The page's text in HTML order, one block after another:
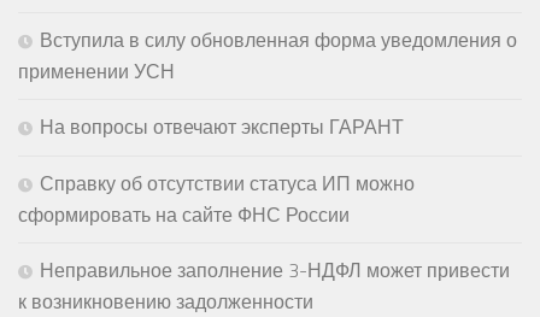
Вступила в силу обновленная форма уведомления о
применении УСН
На вопросы отвечают эксперты ГАРАНТ
Справку об отсутствии статуса ИП можно
сформировать на сайте ФНС России
Неправильное заполнение 3-НДФЛ может привести
к возникновению задолженности